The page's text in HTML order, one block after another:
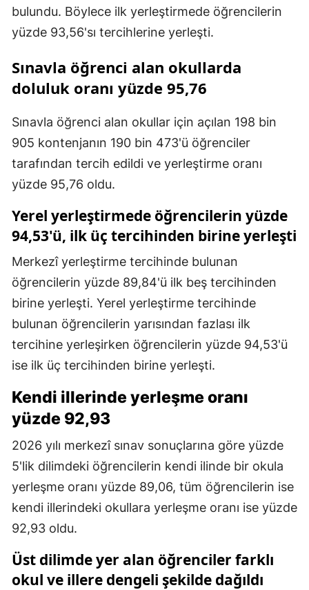
bulundu. Böylece ilk yerleştirmede öğrencilerin
yüzde 93,56'sı tercihlerine yerleşti.
Sınavla öğrenci alan okullarda
doluluk oranı yüzde 95,76
Sınavla öğrenci alan okullar için açılan 198 bin
905 kontenjanın 190 bin 473'ü öğrenciler
tarafından tercih edildi ve yerleştirme oranı
yüzde 95,76 oldu.
Yerel yerleştirmede öğrencilerin yüzde
94,53'ü, ilk üç tercihinden birine yerleşti
Merkezî yerleştirme tercihinde bulunan
öğrencilerin yüzde 89,84'ü ilk beş tercihinden
birine yerleşti. Yerel yerleştirme tercihinde
bulunan öğrencilerin yarısından fazlası ilk
tercihine yerleşirken öğrencilerin yüzde 94,53'ü
ise ilk üç tercihinden birine yerleşti.
Kendi illerinde yerleşme oranı
yüzde 92,93
2026 yılı merkezî sınav sonuçlarına göre yüzde
5'lik dilimdeki öğrencilerin kendi ilinde bir okula
yerleşme oranı yüzde 89,06, tüm öğrencilerin ise
kendi illerindeki okullara yerleşme oranı ise yüzde
92,93 oldu.
Üst dilimde yer alan öğrenciler farklı
okul ve illere dengeli şekilde dağıldı